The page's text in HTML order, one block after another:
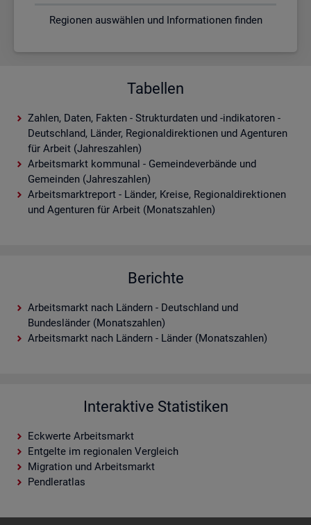
Regionen auswählen und Informationen finden
Tabellen
Zahlen, Daten, Fakten - Strukturdaten und -indikatoren -
Deutschland, Länder, Regionaldirektionen und Agenturen
für Arbeit (Jahreszahlen)
Arbeitsmarkt kommunal - Gemeindeverbände und
Gemeinden (Jahreszahlen)
Arbeitsmarktreport - Länder, Kreise, Regionaldirektionen
und Agenturen für Arbeit (Monatszahlen)
Berichte
Arbeitsmarkt nach Ländern - Deutschland und
Bundesländer (Monatszahlen)
Arbeitsmarkt nach Ländern - Länder (Monatszahlen)
Interaktive Statistiken
Eckwerte Arbeitsmarkt
Entgelte im regionalen Vergleich
Migration und Arbeitsmarkt
Pendleratlas